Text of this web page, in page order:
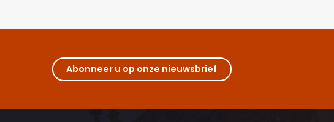
Abonneer u op onze nieuwsbrief